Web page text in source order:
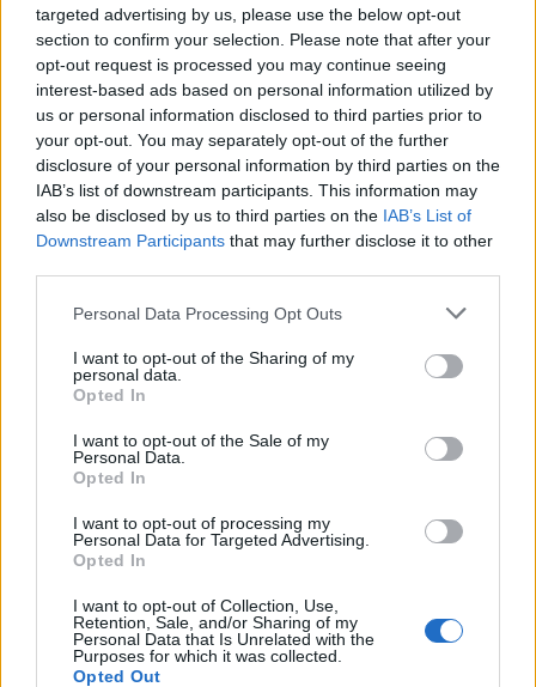
targeted advertising by us, please use the below opt-out
section to confirm your selection. Please note that after your
opt-out request is processed you may continue seeing
interest-based ads based on personal information utilized by
us or personal information disclosed to third parties prior to
your opt-out. You may separately opt-out of the further
disclosure of your personal information by third parties on the
IAB’s list of downstream participants. This information may
also be disclosed by us to third parties on the IAB’s List of
Downstream Participants that may further disclose it to other
Personal Data Processing Opt Outs
I want to opt-out of the Sharing of my
personal data.
Opted In
I want to opt-out of the Sale of my
Personal Data.
Opted In
I want to opt-out of processing my
Personal Data for Targeted Advertising.
Opted In
I want to opt-out of Collection, Use,
Retention, Sale, and/or Sharing of my
Personal Data that Is Unrelated with the
Purposes for which it was collected.
Opted Out
TAGS καυσωνας κλιματική αλλαγή
healthstories
Δείτε Ακόμη
Γαλλία – Η τοξίνη κερεουλίδη
εντοπίστηκε σε βρέφος από βρεφικό